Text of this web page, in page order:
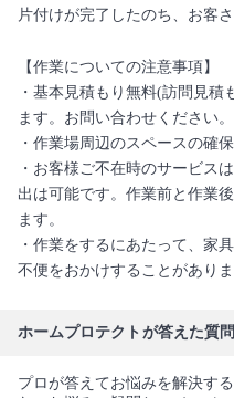
片付けが完了したのち、お客
【作業についての注意事項】
・基本見積もり無料(訪問見積
ます。お問い合わせください
・作業場周辺のスペースの確
・お客様ご不在時のサービス
出は可能です。作業前と作業
ます。
・作業をするにあたって、家
不便をおかけすることがあり
ホームプロテクトが答えた質
プロが答えてお悩みを解決す